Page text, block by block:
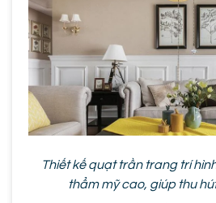
Thiết kế quạt trần trang trí
thẩm mỹ cao, giúp thu